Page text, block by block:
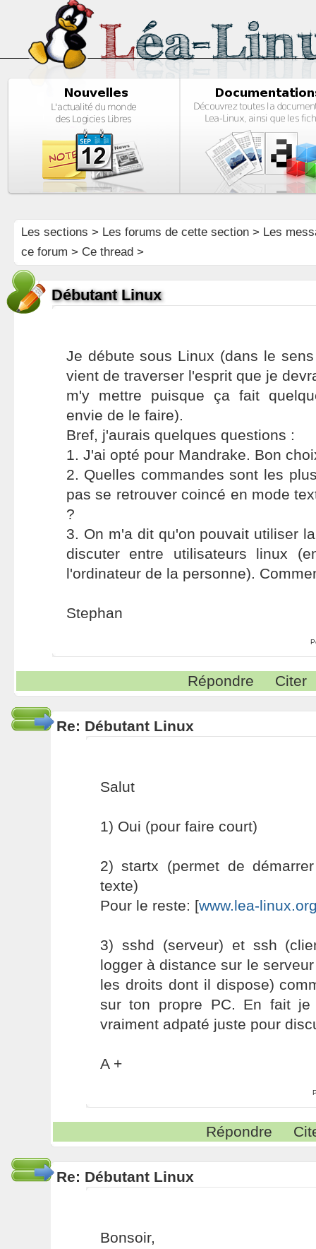
Les sections > Les forums de cette section> Les
ce forum > Ce thread >
Débutant Linux
Je débute sous Linux (dans le
vient de traverser l'esprit que je
m'y mettre puisque ça fait
envie de le faire).
Bref, j'aurais quelques questions :
1. J'ai opté pour Mandrake. Bon
2. Quelles commandes sont les
pas se retrouver coincé en mode
?
3. On m'a dit qu'on pouvait utiliser
discuter entre utilisateurs linux
l'ordinateur de la personne).
Stephan
Répondre Citer
Re: Débutant Linux
Salut
1) Oui (pour faire court)
2) startx (permet de
texte)
Pour le reste: [www.lea-
3) sshd (serveur) et ssh
logger à distance sur le
les droits dont il dispose)
sur ton propre PC. En fait
vraiment adpaté juste pour
A +
Répondre
Re: Débutant Linux
Bonsoir,